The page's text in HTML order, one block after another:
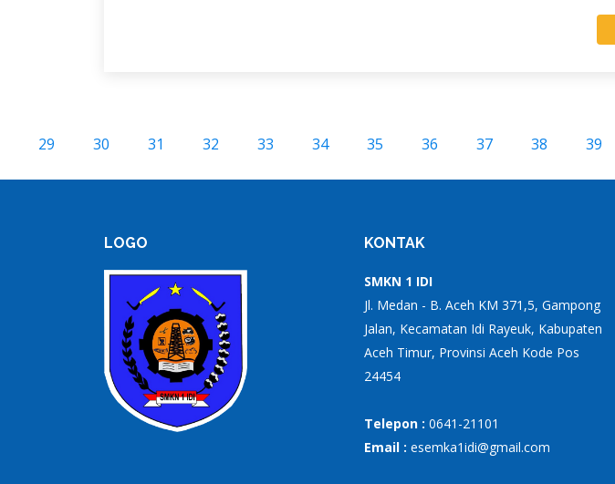
29 30 31 32 33 34 35 36 37 38 39
LOGO KONTAK
SMKN 1 IDI
Jl. Medan - B. Aceh KM 371,5, Gampong
Jalan, Kecamatan Idi Rayeuk, Kabupaten
Aceh Timur, Provinsi Aceh Kode Pos
24454
Telepon : 0641-21101
Email : esemka1idi@gmail.com